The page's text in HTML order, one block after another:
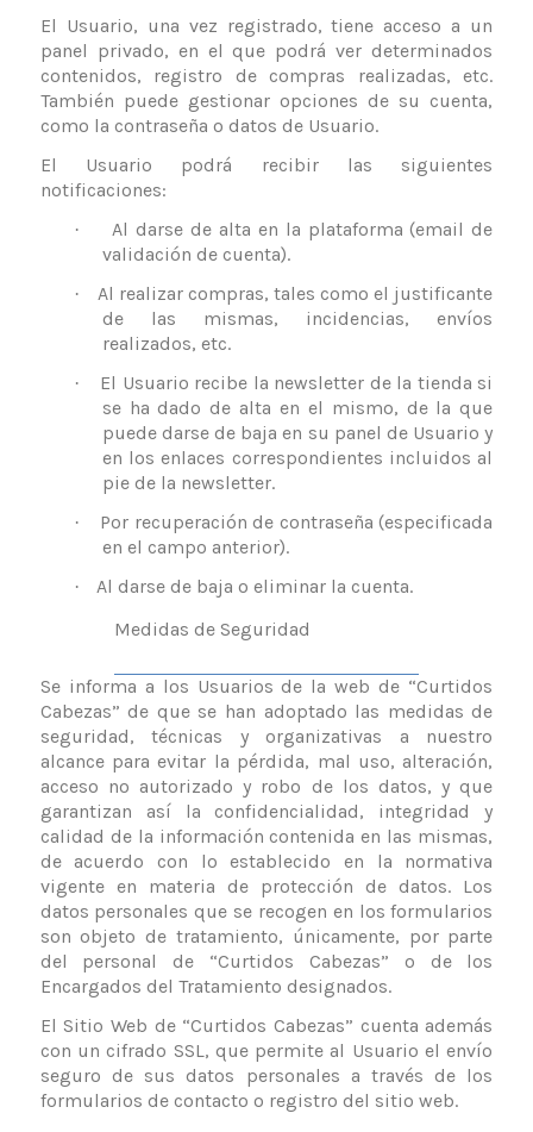
El Usuario, una vez registrado, tiene acceso a un
panel privado, en el que podrá ver determinados
contenidos, registro de compras realizadas, etc.
También puede gestionar opciones de su cuenta,
como la contraseña o datos de Usuario.
El Usuario podrá recibir las siguientes
notificaciones:
·
Al darse de alta en la plataforma (email de
validación de cuenta).
·
Al realizar compras, tales como el justificante
de las mismas, incidencias, envíos
realizados, etc.
·
El Usuario recibe la newsletter de la tienda si
se ha dado de alta en el mismo, de la que
puede darse de baja en su panel de Usuario y
en los enlaces correspondientes incluidos al
pie de la newsletter.
·
Por recuperación de contraseña (especificada
en el campo anterior).
·
Al darse de baja o eliminar la cuenta.
Medidas de Seguridad
Se informa a los Usuarios de la web de “Curtidos
Cabezas” de que se han adoptado las medidas de
seguridad, técnicas y organizativas a nuestro
alcance para evitar la pérdida, mal uso, alteración,
acceso no autorizado y robo de los datos, y que
garantizan así la confidencialidad, integridad y
calidad de la información contenida en las mismas,
de acuerdo con lo establecido en la normativa
vigente en materia de protección de datos. Los
datos personales que se recogen en los formularios
son objeto de tratamiento, únicamente, por parte
del personal de “Curtidos Cabezas” o de los
Encargados del Tratamiento designados.
El Sitio Web de “Curtidos Cabezas” cuenta además
con un cifrado SSL, que permite al Usuario el envío
seguro de sus datos personales a través de los
formularios de contacto o registro del sitio web.